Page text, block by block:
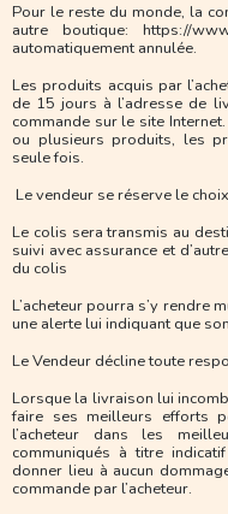
Pour le reste du monde, la
autre boutique: https://
automatiquement annulée.
Les produits acquis par
de 15 jours à l’adresse de
commande sur le site
ou plusieurs produits, les
seule fois.
Le vendeur se réserve le
Le colis sera transmis au
suivi avec assurance et
du colis
L’acheteur pourra s’y rendre
une alerte lui indiquant que
Le Vendeur décline toute
Lorsque la livraison lui
faire ses meilleurs efforts
l’acheteur dans les
communiqués à titre
donner lieu à aucun
commande par l’acheteur.